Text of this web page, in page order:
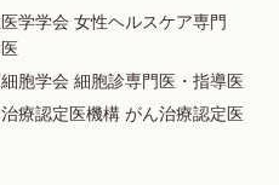
学学会 女性ヘルスケア専門
胞学会 細胞診専門医・指導医
療認定医機構 がん治療認定医